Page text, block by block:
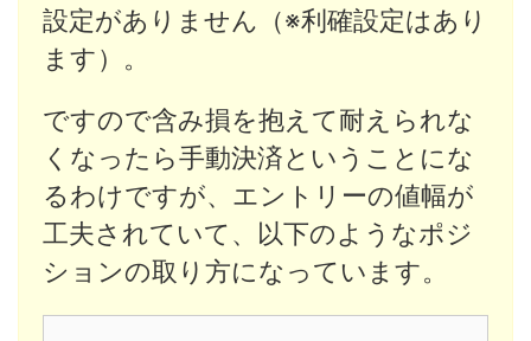
設定がありません（※利確設定はあり
ます）。
ですので含み損を抱えて耐えられな
くなったら手動決済ということにな
るわけですが、エントリーの値幅が
工夫されていて、以下のようなポジ
ションの取り方になっています。